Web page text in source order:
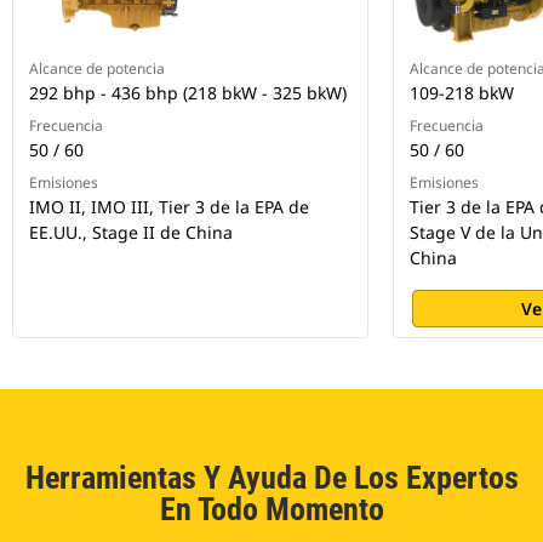
Alcance de potencia
292 bhp - 436 bhp (218 bkW - 325 bkW)
Frecuencia
50 / 60
Emisiones
IMO II, IMO III, Tier 3 de la EPA de
EE.UU., Stage II de China
Alcance de
109-218 bkW
Frecuencia
50 / 60
Emisiones
Tier 3 de la EPA
Stage V de la
China
Herramientas Y Ayuda De Los Expertos
En Todo Momento